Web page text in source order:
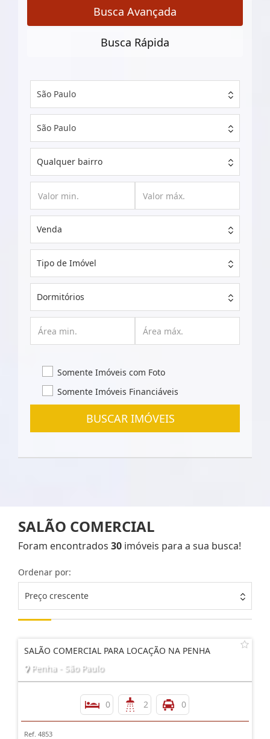
Busca Avançada
Busca Rápida
São Paulo
São Paulo
Qualquer bairro
Venda
Tipo de Imóvel
Dormitórios
Somente Imóveis com Foto
Somente Imóveis Financiáveis
BUSCAR IMÓVEIS
SALÃO COMERCIAL
Foram encontrados 30 imóveis para a sua busca!
Ordenar por:
Preço crescente
SALÃO COMERCIAL PARA LOCAÇÃO NA PENHA
Penha - São Paulo
0 2 0
Ref. 4853